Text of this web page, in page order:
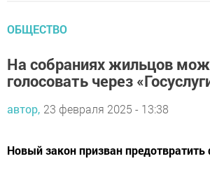
ОБЩЕСТВО
На собраниях жильцов
голосовать через
автор, 23 февраля 2025 - 13:38
Новый закон призван